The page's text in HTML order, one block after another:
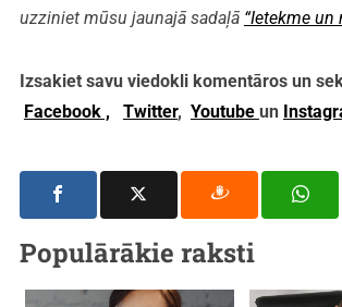
uzziniet mūsu jaunajā sadaļā “Ietekme un
Izsakiet savu viedokli komentāros un
Facebook ,
Twitter, Youtube un
Populārākie raksti